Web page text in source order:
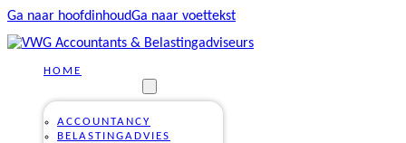
Ga naar hoofdinhoudGa naar voettekst
HOME
ACCOUNTANCY
BELASTINGADVIES